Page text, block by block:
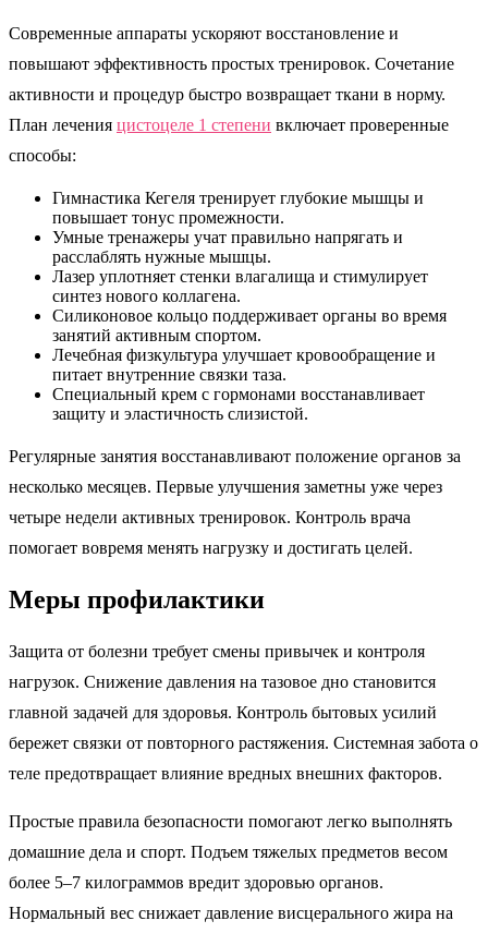
Современные аппараты ускоряют восстановление и
повышают эффективность простых тренировок. Сочетание
активности и процедур быстро возвращает ткани в норму.
План лечения цистоцеле 1 степени включает проверенные
способы:
Гимнастика Кегеля тренирует глубокие мышцы и
повышает тонус промежности.
Умные тренажеры учат правильно напрягать и
расслаблять нужные мышцы.
Лазер уплотняет стенки влагалища и стимулирует
синтез нового коллагена.
Силиконовое кольцо поддерживает органы во время
занятий активным спортом.
Лечебная физкультура улучшает кровообращение и
питает внутренние связки таза.
Специальный крем с гормонами восстанавливает
защиту и эластичность слизистой.
Регулярные занятия восстанавливают положение органов за
несколько месяцев. Первые улучшения заметны уже через
четыре недели активных тренировок. Контроль врача
помогает вовремя менять нагрузку и достигать целей.
Меры профилактики
Защита от болезни требует смены привычек и контроля
нагрузок. Снижение давления на тазовое дно становится
главной задачей для здоровья. Контроль бытовых усилий
бережет связки от повторного растяжения. Системная забота о
теле предотвращает влияние вредных внешних факторов.
Простые правила безопасности помогают легко выполнять
домашние дела и спорт. Подъем тяжелых предметов весом
более 5–7 килограммов вредит здоровью органов.
Нормальный вес снижает давление висцерального жира на